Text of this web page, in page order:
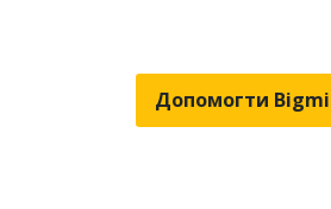
Допомогти